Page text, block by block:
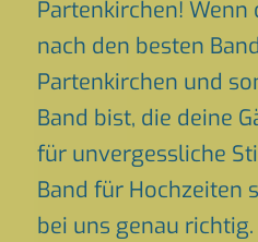
Partenkirchen! Wenn
nach den besten
Partenkirchen und
Band bist, die deine
für unvergessliche
Band für Hochzeiten
bei uns genau